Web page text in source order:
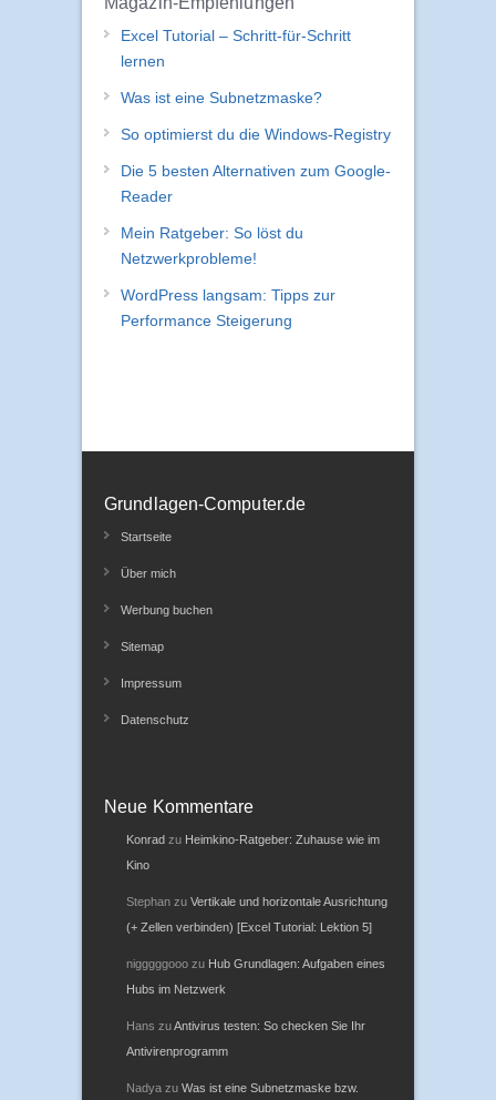
Excel Tutorial – Schritt-für-Schritt
lernen
Was ist eine Subnetzmaske?
So optimierst du die Windows-Registry
Die 5 besten Alternativen zum Google-
Reader
Mein Ratgeber: So löst du
Netzwerkprobleme!
WordPress langsam: Tipps zur
Performance Steigerung
Grundlagen-Computer.de
Startseite
Über mich
Werbung buchen
Sitemap
Impressum
Datenschutz
Neue Kommentare
Konrad zu Heimkino-Ratgeber: Zuhause wie im
Kino
Stephan zu Vertikale und horizontale Ausrichtung
(+ Zellen verbinden) [Excel Tutorial: Lektion 5]
nigggggooo zu Hub Grundlagen: Aufgaben eines
Hubs im Netzwerk
Hans zuAntivirus testen: So checken Sie Ihr
Antivirenprogramm
Nadya zu Was ist eine Subnetzmaske bzw.